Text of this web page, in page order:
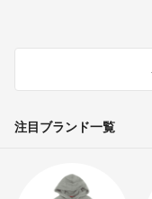
注目ブランド一覧